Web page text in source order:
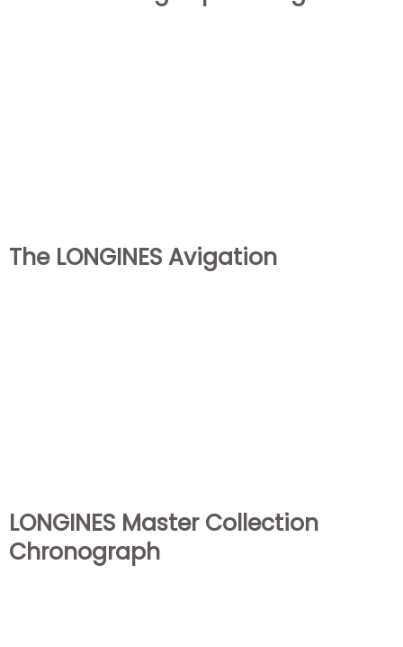
The LONGINES Avigation
LONGINES Master Collection
Chronograph